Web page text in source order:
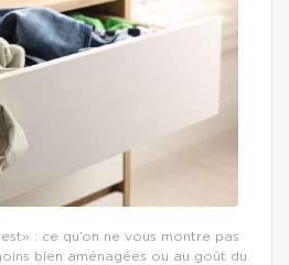
: ce qu’on ne vous montre pas
bien aménagées ou au goût du